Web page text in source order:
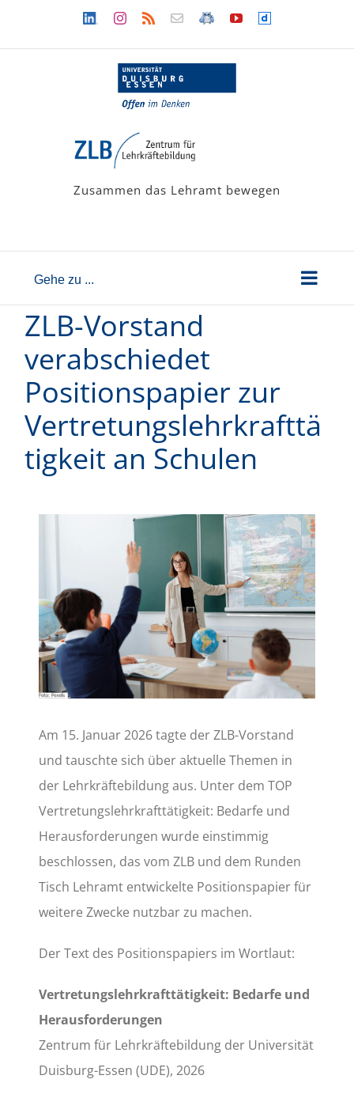
LinkedinInstagram
Rss Newsletter
LehramtsWiki
YouTubeDailymotion
Zusammen das Lehramt bewegen
Gehe zu ...
ZLB-Vorstand
verabschiedet
Positionspapier zur
Vertretungslehrkrafttä
tigkeit an Schulen
Am 15. Januar 2026 tagte der ZLB-Vorstand
und tauschte sich über aktuelle Themen in
der Lehrkräftebildung aus. Unter dem TOP
Vertretungslehrkrafttätigkeit: Bedarfe und
Herausforderungen wurde einstimmig
beschlossen, das vom ZLB und dem Runden
Tisch Lehramt entwickelte Positionspapier für
weitere Zwecke nutzbar zu machen.
Der Text des Positionspapiers im Wortlaut:
Vertretungslehrkrafttätigkeit: Bedarfe und
Herausforderungen
Zentrum für Lehrkräftebildung der Universität
Duisburg-Essen (UDE), 2026